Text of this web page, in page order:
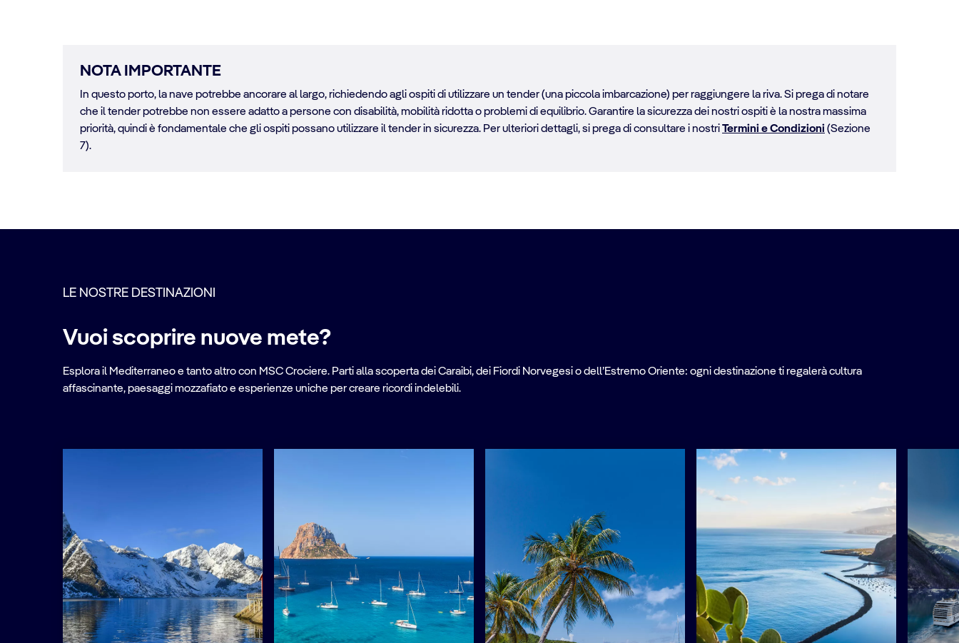
NOTA IMPORTANTE
In questo porto, la nave potrebbe ancorare al largo, richiedendo agli ospiti di utilizzare un tender (una piccola imbarcazione) per raggiungere la riva. Si prega di notare
che il tender potrebbe non essere adatto a persone con disabilità, mobilità ridotta o problemi di equilibrio. Garantire la sicurezza dei nostri ospiti è la nostra massima
priorità, quindi è fondamentale che gli ospiti possano utilizzare il tender in sicurezza. Per ulteriori dettagli, si prega di consultare i nostriTermini e Condizioni (Sezione
7).
LE NOSTRE DESTINAZIONI
Vuoi scoprire nuove mete?
Esplora il Mediterraneo e tanto altro con MSC Crociere. Parti alla scoperta dei Caraibi, dei Fiordi Norvegesi o dell’Estremo Oriente: ogni destinazione ti regalerà cultura
affascinante, paesaggi mozzafiato e esperienze uniche per creare ricordi indelebili.